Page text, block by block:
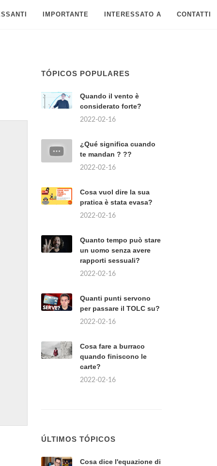
IMPORTANTE INTERESSATO A CONTATTI
TÓPICOS POPULARES
Quando il vento è
considerato forte?
2022-02-16
¿Qué significa cuando
te mandan ? ??
2022-02-16
Cosa vuol dire la sua
pratica è stata evasa?
2022-02-16
Quanto tempo può stare
un uomo senza avere
rapporti sessuali?
2022-02-16
Quanti punti servono
per passare il TOLC su?
2022-02-16
Cosa fare a burraco
quando finiscono le
carte?
2022-02-16
ÚLTIMOS TÓPICOS
Cosa dice l'equazione di